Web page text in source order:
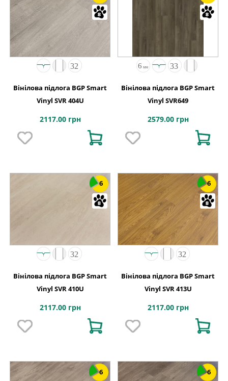
Вінілова підлога BGP Smart
Vinyl SVR 404U
2117.00 грн
Вінілова підлога BGP Smart
Vinyl SVR649
2579.00 грн
6
Вінілова підлога BGP Smart
Vinyl SVR 410U
2117.00 грн
6
Вінілова підлога BGP Smart
Vinyl SVR 413U
2117.00 грн
6 6